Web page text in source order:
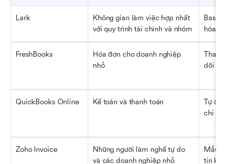
Lark
Không gian làm việc hợp nhất
với quy trình tài chính và nhóm
Base,
hóa,
FreshBooks
Hóa đơn cho doanh nghiệp
nhỏ
dõi
QuickBooks Online Kế toán và thanh toán
Tự
chi phí
Zoho Invoice
Những người làm nghề tự do
và các doanh nghiệp nhỏ
Mẫu
tin